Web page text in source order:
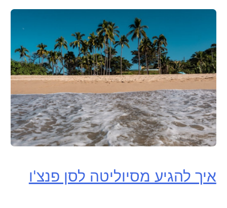
איך להגיע מסיוליטה לסן פנצ'ו